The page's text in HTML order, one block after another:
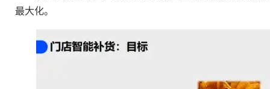
最大化。